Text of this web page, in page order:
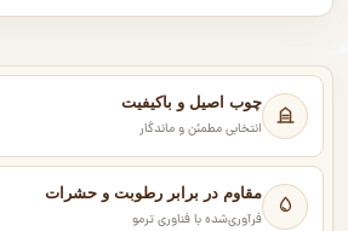
چوب اصیل و باکیفیت
انتخابی مطمئن و ماندگار
مقاوم در برابر رطوبت و حشرات
فرآوری‌شده با فناوری ترمو